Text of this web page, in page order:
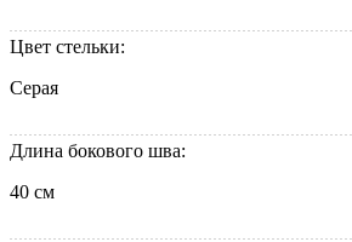
Цвет стельки:
Серая
Длина бокового шва:
40 см